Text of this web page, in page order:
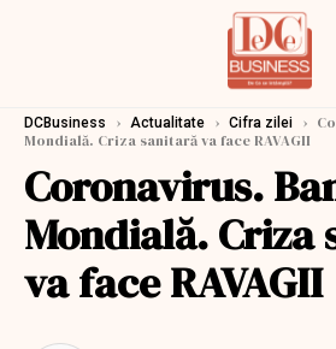
DCBusiness › Actualitate › Cifra zilei ›
Mondială. Criza sanitară va face RAVAGII
Coronavirus.
Mondială. Criza
va face RAVAGII